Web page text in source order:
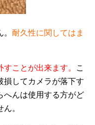
耐久性に関してはま
ことが出来ます。
こ
損してカメラが落下す
へんは使用する方がど
。